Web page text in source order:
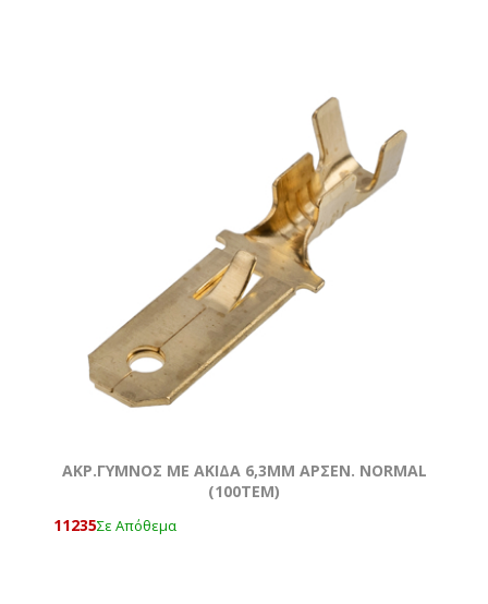
ΑΚΡ.ΓΥΜΝOΣ ΜΕ ΑΚΙΔΑ 6,3ΜΜ ΑΡΣΕΝ. NORMAL
(100ΤΕΜ)
11235Σε Απόθεμα